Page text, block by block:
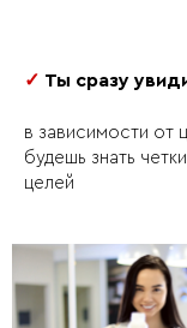
✓ Ты сразу
в зависимости от
будешь знать
целей